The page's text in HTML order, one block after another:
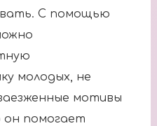
С помощью
молодых, не
мотивы
помогает